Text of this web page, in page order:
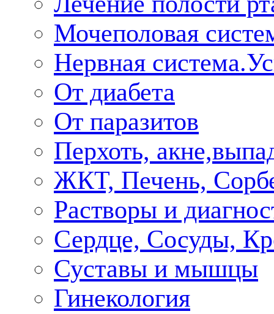
Мочеполовая
Нервная
От диабета
От паразитов
Перхоть,
ЖКТ, Печень,
Растворы и
Сердце, Сосуды,
Суставы и мышцы
Гинекология